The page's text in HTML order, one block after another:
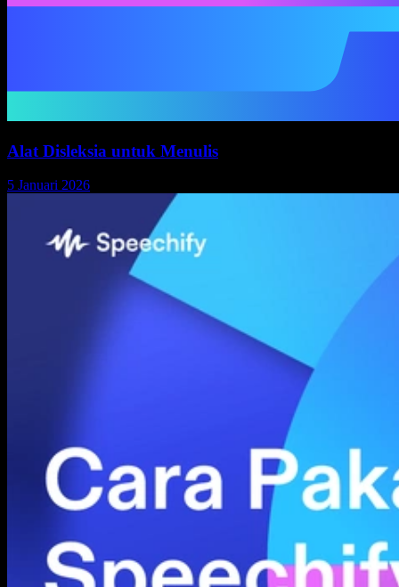
Alat Disleksia untuk Menulis
5 Januari 2026